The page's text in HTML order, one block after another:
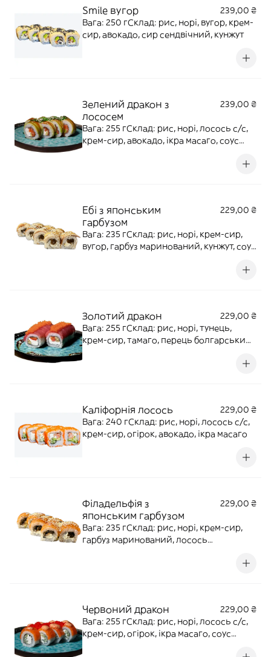
Smile вугор
239,00 ₴
Вага: 250 гСклад: рис, норі, вугор, крем-
сир, авокадо, сир сендвічний, кунжут
Зелений дракон з
лососем
239,00 ₴
Вага: 255 гСклад: рис, норі, лосось с/с,
крем-сир, авокадо, ікра масаго, соус
Ебі з японським
гарбузом
229,00 ₴
Вага: 235 гСклад: рис, норі, крем-сир,
вугор, гарбуз маринований, кунжут, соус
Золотий дракон
229,00 ₴
Вага: 255 гСклад: рис, норі, тунець,
крем-сир, тамаго, перець болгарський,
Каліфорнія лосось
229,00 ₴
Вага: 240 гСклад: рис, норі, лосось с/с,
крем-сир, огірок, авокадо, ікра масаго
Філадельфія з
японським гарбузом
229,00 ₴
Вага: 235 гСклад: рис, норі, крем-сир,
гарбуз маринований, лосось
Червоний дракон
229,00 ₴
Вага: 255 гСклад: рис, норі, лосось с/с,
крем-сир, огірок, ікра масаго, соус